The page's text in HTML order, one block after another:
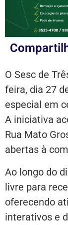
O Sesc de
feira, dia 27
especial em
A iniciativa
Rua Mato
abertas à
Ao longo do
livre para
oferecendo
interativos e